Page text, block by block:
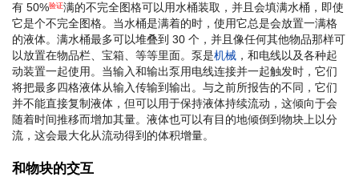
有 50%验证满的不完全图格可以用水桶装取，并且会填满水桶，即使
它是个不完全图格。当水桶是满着的时，使用它总是会放置一满格
的液体。满水桶最多可以堆叠到 30 个，并且像任何其他物品那样可
以放置在物品栏、宝箱、等等里面。泵是机械 ，和电线以及各种起
动装置一起使用。当输入和输出泵用电线连接并一起触发时，它们
将把最多四格液体从输入传输到输出。与之前所报告的不同，它们
并不能直接复制液体，但可以用于保持液体持续流动，这倾向于会
随着时间推移而增加其量。液体也可以有目的地倾倒到物块上以分
流，这会最大化从流动得到的体积增量。
和物块的交互